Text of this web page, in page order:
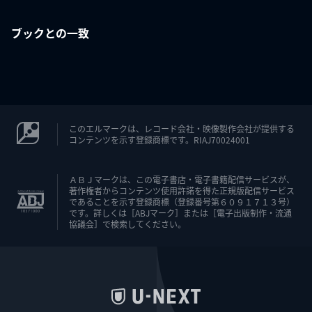
ブックとの一致
このエルマークは、レコード会社・映像製作会社が提供する
コンテンツを示す登録商標です。RIAJ70024001
ＡＢＪマークは、この電子書店・電子書籍配信サービスが、
著作権者からコンテンツ使用許諾を得た正規版配信サービス
であることを示す登録商標（登録番号第６０９１７１３号）
です。詳しくは［ABJマーク］または［電子出版制作・流通
協議会］で検索してください。